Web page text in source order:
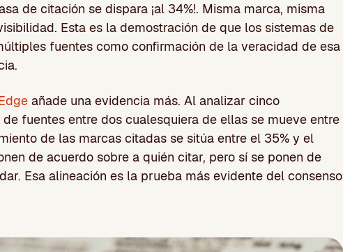
de citación se dispara ¡al 34%!. Misma marca, misma
Esta es la demostración de que los sistemas de
fuentes como confirmación de la veracidad de esa
añade una evidencia más. Al analizar cinco
fuentes entre dos cualesquiera de ellas se mueve entre
de las marcas citadas se sitúa entre el 35% y el
de acuerdo sobre a quién citar, pero sí se ponen de
Esa alineación es la prueba más evidente del consenso